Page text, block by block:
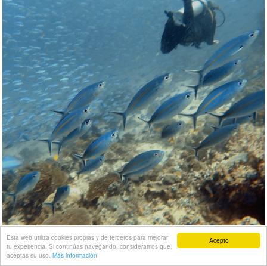
Acepto
Esta web utiliza cookies propias y de terceros para mejorar
tu experiencia. Si continúas navegando, consideramos que
aceptas su uso. Más información